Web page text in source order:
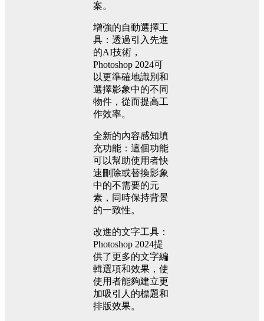
案。
增強的自動選擇工
具：透過引入先進
的AI技術，
Photoshop 2024可
以更準確地識別和
選擇影象中的不同
物件，從而提高工
作效率。
全新的內容感知填
充功能：這個功能
可以幫助使用者快
速刪除或替換影象
中的不需要的元
素，同時保持背景
的一致性。
改進的文字工具：
Photoshop 2024提
供了更多的文字編
輯選項和效果，使
使用者能夠建立更
加吸引人的標題和
排版效果。